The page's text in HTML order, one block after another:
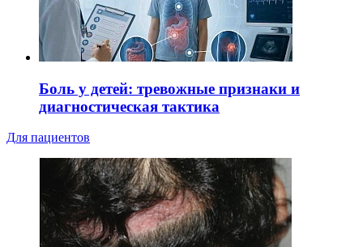
Боль у детей: тревожные признаки и
диагностическая тактика
Для пациентов